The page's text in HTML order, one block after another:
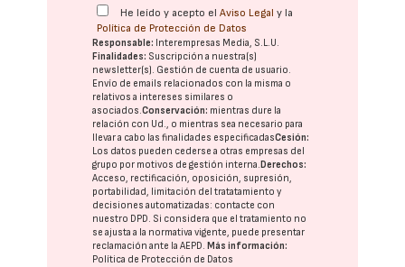
He leído y acepto elAviso Legal y la
Política de Protección de Datos
Responsable: Interempresas Media, S.L.U.
Finalidades: Suscripción a nuestra(s)
newsletter(s). Gestión de cuenta de usuario.
Envío de emails relacionados con la misma o
relativos a intereses similares o
asociados.Conservación: mientras dure la
relación con Ud., o mientras sea necesario para
llevar a cabo las finalidades especificadasCesión:
Los datos pueden cederse a otras empresas del
grupo por motivos de gestión interna. Derechos:
Acceso, rectificación, oposición, supresión,
portabilidad, limitación del tratatamiento y
decisiones automatizadas: contacte con
nuestro DPD. Si considera que el tratamiento no
se ajusta a la normativa vigente, puede presentar
reclamación ante laAEPD. Más información:
Política de Protección de Datos